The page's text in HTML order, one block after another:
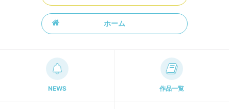
ホーム
NEWS 作品一覧